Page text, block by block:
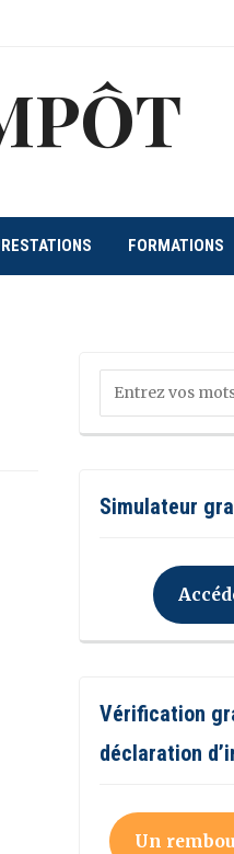
FORMATIONS
Simulateur
Vérification
déclaration
Un